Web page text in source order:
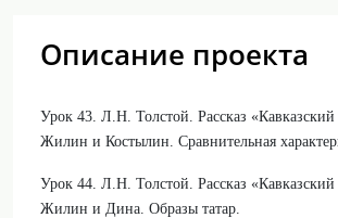
Описание проекта
Урок 43. Л.Н. Толстой. Рассказ
Жилин и Костылин. Сравнительная
Урок 44. Л.Н. Толстой. Рассказ
Жилин и Дина. Образы татар.